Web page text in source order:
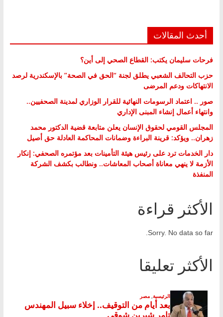
أحدث المقالات
فرحات سليمان يكتب: القطاع الصحي إلى أين؟
حزب التحالف الشعبي يطلق لجنة “الحق في الصحة” بالإسكندرية لرصد
الانتهاكات ودعم المرضى
صور .. اعتماد الرسومات النهائية للقرار الوزاري لمدينة الصحفيين..
وانتهاء أعمال إنشاء المبنى الإداري
المجلس القومي لحقوق الإنسان يعلن متابعة قضية الدكتور محمد
زهران.. ويؤكد: قرينة البراءة وضمانات المحاكمة العادلة حق أصيل
دار الخدمات ترد على رئيس هيئة التأمينات بعد مؤتمره الصحفي: إنكار
الأزمة لا ينهي معاناة أصحاب المعاشات.. ونطالب بكشف الشركة
المنفذة
الأكثر قراءة
Sorry. No data so far.
الأكثر تعليقا